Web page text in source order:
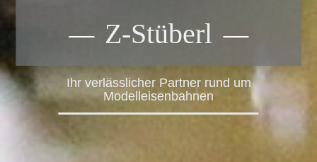
Z-Stüberl
Ihr verlässlicher Partner rund um
Modelleisenbahnen